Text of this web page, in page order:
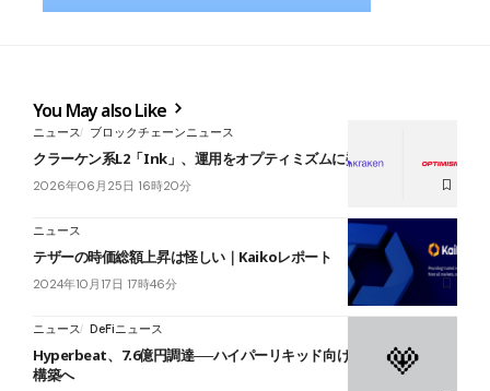
You May also Like
ニュース ブロックチェーンニュース
クラーケン系L2「Ink」、運用をオプティミズムに委託
2026年06月25日 16時20分
ニュース
テザーの時価総額上昇は怪しい｜Kaikoレポート
2024年10月17日 17時46分
ニュース DeFiニュース
Hyperbeat、7.6億円調達──ハイパーリキッド向け利回りレイヤー
構築へ